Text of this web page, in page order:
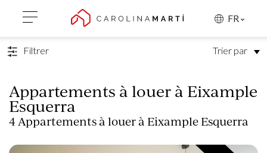
FR
Filtrer Trier par
Appartements à louer à Eixample
Esquerra
4 Appartements à louer à Eixample Esquerra
RETOUR À LA RECHERCHE